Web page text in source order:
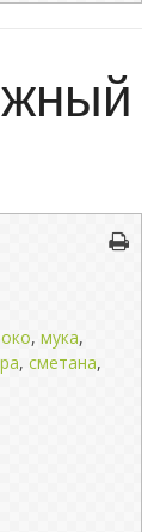
, мука,
, сметана,